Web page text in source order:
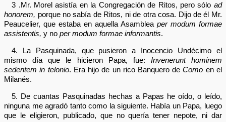
3 .Mr. Morel asistía en la Congregación de Ritos, pero sólo ad
honorem, porque no sabía de Ritos, ni de otra cosa. Dijo de él Mr.
Peaucelier, que estaba en aquella Asamblea per modum formae
assistentis, y noper modum formae informantis.
4. La Pasquinada, que pusieron a Inocencio Undécimo el
mismo día que le hicieron Papa, fue: Invenerunt hominem
sedentem in telonio. Era hijo de un rico Banquero deComo en el
Milanés.
5. De cuantas Pasquinadas hechas a Papas he oído, o leído,
ninguna me agradó tanto como la siguiente. Había un Papa, luego
que le eligieron, publicado, que no quería tener nepote, ni dar